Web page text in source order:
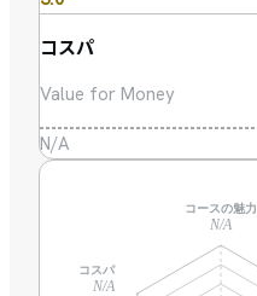
コスパ
Value for Money
N/A
コースの魅力
N/A
コスパ
N/A